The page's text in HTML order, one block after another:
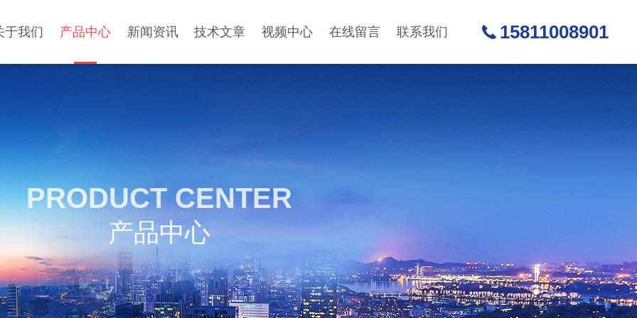
于我们 产品中心 新闻资讯 技术文章 视频中心 在线留言 联系我们 15811008901
PRODUCT CENTER
产品中心